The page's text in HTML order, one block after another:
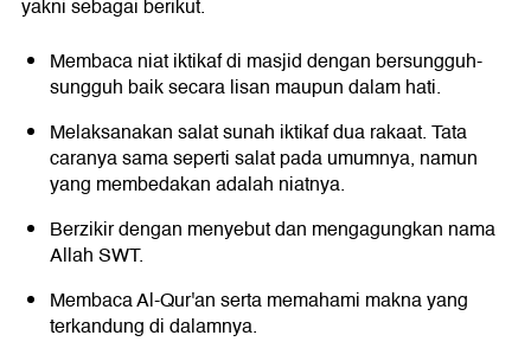
yakni sebagai berikut.
Membaca niat iktikaf di masjid dengan bersungguh-
sungguh baik secara lisan maupun dalam hati.
Melaksanakan salat sunah iktikaf dua rakaat. Tata
caranya sama seperti salat pada umumnya, namun
yang membedakan adalah niatnya.
Berzikir dengan menyebut dan mengagungkan nama
Allah SWT.
Membaca Al-Qur'an serta memahami makna yang
terkandung di dalamnya.